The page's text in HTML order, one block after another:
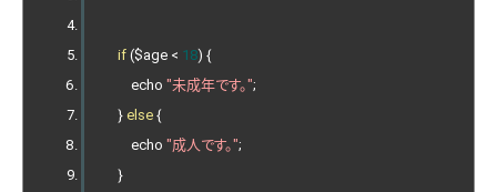
if ($age < 18) {
        echo
"未成年です。";
} else {
        echo
"成人です。";
}